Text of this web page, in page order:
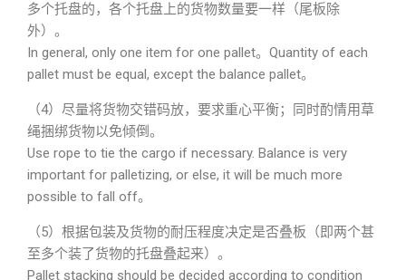
多个托盘的，各个托盘上的货物数量要一样（尾板除
外）。
In general, only one item for one pallet。Quantity of each
pallet must be equal, except the balance pallet。
（4）尽量将货物交错码放，要求重心平衡；同时酌情用草
绳捆绑货物以免倾倒。
Use rope to tie the cargo if necessary. Balance is very
important for palletizing, or else, it will be much more
possible to fall off。
（5）根据包装及货物的耐压程度决定是否叠板（即两个甚
至多个装了货物的托盘叠起来）。
Pallet stacking should be decided according to condition